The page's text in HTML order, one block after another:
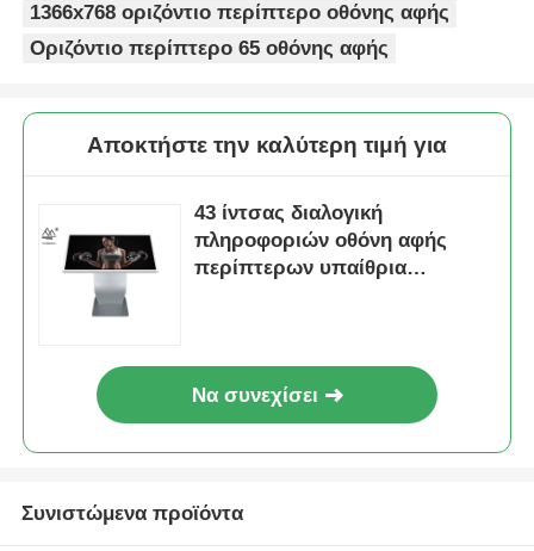
1366x768 οριζόντιο περίπτερο οθόνης αφής
Οριζόντιο περίπτερο 65 οθόνης αφής
Αποκτήστε την καλύτερη τιμή για
43 ίντσας διαλογική
πληροφοριών οθόνη αφής
περίπτερων υπαίθρια
Να συνεχίσει
Συνιστώμενα προϊόντα